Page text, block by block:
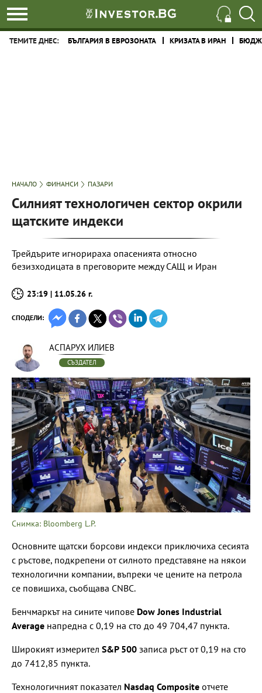
ТЕМИТЕ ДНЕС: БЪЛГАРИЯ В ЕВРОЗОНАТА КРИЗАТА В ИРАН
НАЧАЛО ФИНАНСИ ПАЗАРИ
Силният технологичен сектор окрили
щатските индекси
Трейдърите игнорираха опасенията относно
безизходицата в преговорите между САЩ и Иран
23:19 | 11.05.26 г.
СПОДЕЛИ:
АСПАРУХ ИЛИЕВ
СЪЗДАТЕЛ
Снимка: Bloomberg L.P.
Основните щатски борсови индекси приключиха сесията
с ръстове, подкрепени от силното представяне на някои
технологични компании, въпреки че цените на петрола
се повишиха, съобщава CNBC.
Бенчмаркът на сините чипове Dow Jones Industrial
Average напредна с 0,19 на сто до 49 704,47 пункта.
Широкият измерител S&P 500 записа ръст от 0,19 на сто
до 7412,85 пункта.
Технологичният показател Nasdaq Composite отчете